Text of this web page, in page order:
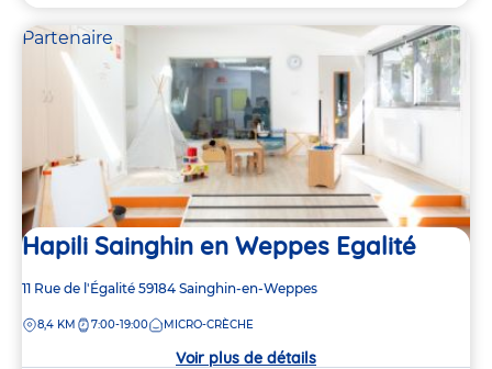
Partenaire
Hapili Sainghin en Weppes Egalité
Adresse
la
11 Rue de l'Égalité 59184 Sainghin-en-Weppes
DISTANCE
8,4 KM 7:00-19:00 MICRO-CRÈCHE
Voir plus de détails